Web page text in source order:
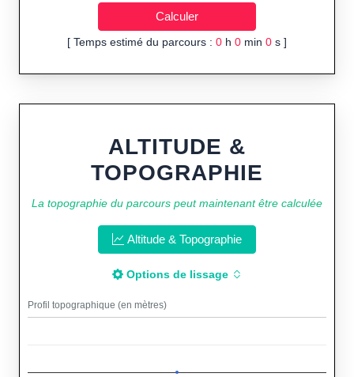
[ Temps estimé du parcours : 0 h 0 min 0 s ]
ALTITUDE &
TOPOGRAPHIE
La topographie du parcours peut maintenant être calculée
Altitude & Topographie
Options de lissage
Profil topographique (en mètres)